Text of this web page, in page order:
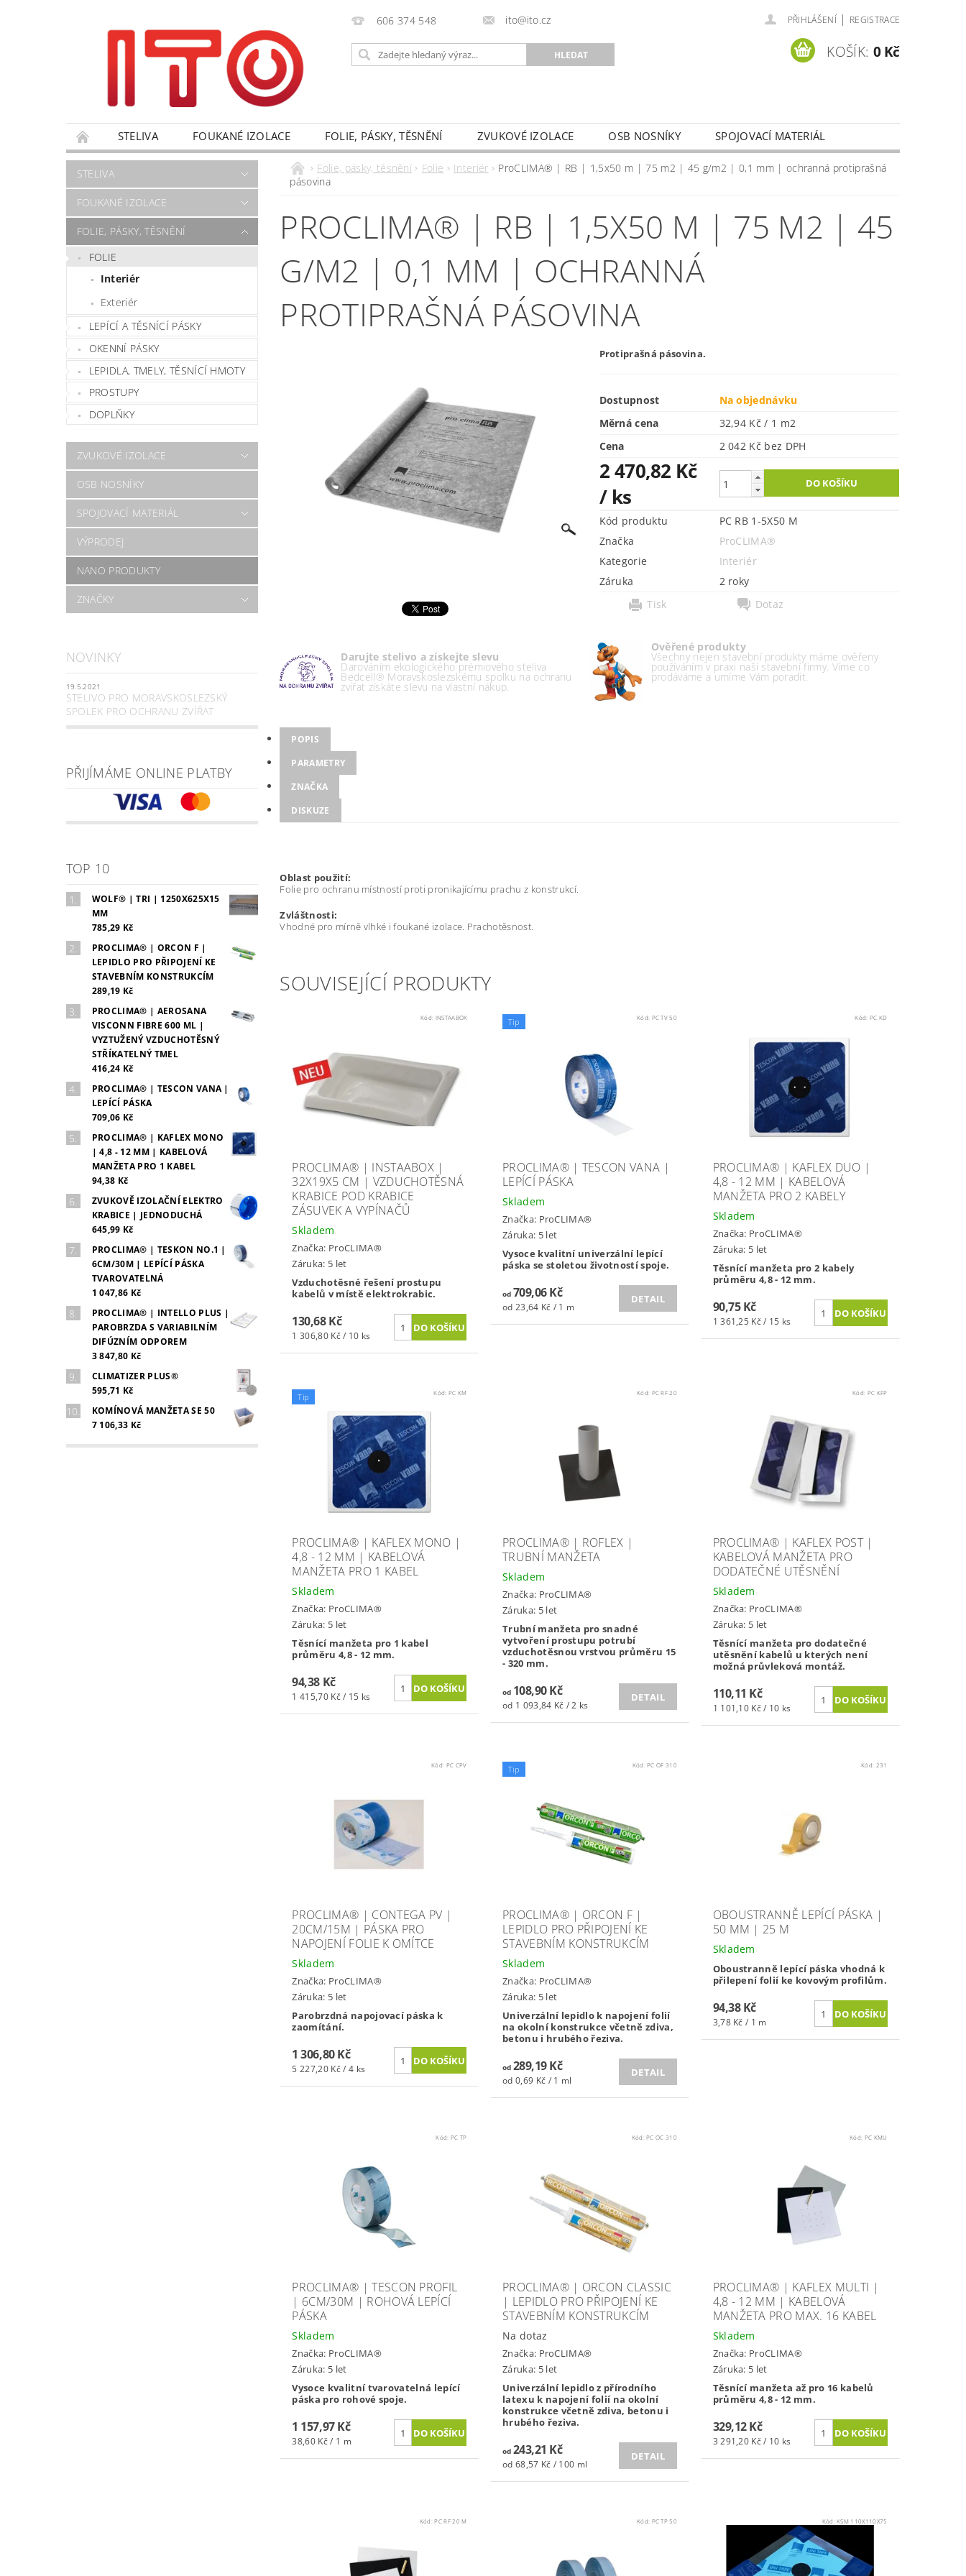
606 374 548 ito@ito.cz PŘIHLÁŠENÍ | REGISTRACE
KOŠÍK: 0 Kč
STELIVA FOUKANÉ IZOLACE FOLIE, PÁSKY, TĚSNĚNÍ ZVUKOVÉ IZOLACE OSB NOSNÍKY
SPOJOVACÍ MATERIÁL
VÝPRODEJ
NANO PRODUKTY OBCHODNÍ PODMÍNKY KONTAKTY
PODMÍNKY OCHRANY OSOBNÍCH ÚDAJŮ
FORMULÁŘ PRO UPLATNĚNÍ REKLAMACE
FORMULÁŘ PRO ODSTOUPENÍ OD SMLOUVY
STELIVA
FOUKANÉ IZOLACE
FOLIE, PÁSKY, TĚSNĚNÍ
FOLIE
Interiér
Exteriér
LEPÍCÍ A TĚSNÍCÍ PÁSKY
OKENNÍ PÁSKY
LEPIDLA, TMELY, TĚSNÍCÍ HMOTY
PROSTUPY
DOPLŇKY
ZVUKOVÉ IZOLACE
OSB NOSNÍKY
SPOJOVACÍ MATERIÁL
VÝPRODEJ
NANO PRODUKTY
ZNAČKY
NOVINKY
19.5.2021
STELIVO PRO MORAVSKOSLEZSKÝ
SPOLEK PRO OCHRANU ZVÍŘAT
PŘIJÍMÁME ONLINE PLATBY
TOP 10
WOLF® | TRI | 1250X625X15
MM
785,29 Kč
PROCLIMA® | ORCON F |
LEPIDLO PRO PŘIPOJENÍ KE
STAVEBNÍM KONSTRUKCÍM
289,19 Kč
PROCLIMA® | AEROSANA
VISCONN FIBRE 600 ML |
VYZTUŽENÝ VZDUCHOTĚSNÝ
STŘÍKATELNÝ TMEL
416,24 Kč
PROCLIMA® | TESCON VANA |
LEPÍCÍ PÁSKA
709,06 Kč
PROCLIMA® | KAFLEX MONO
| 4,8 - 12 MM | KABELOVÁ
MANŽETA PRO 1 KABEL
94,38 Kč
ZVUKOVĚ IZOLAČNÍ ELEKTRO
KRABICE | JEDNODUCHÁ
645,99 Kč
PROCLIMA® | TESKON NO.1 |
6CM/30M | LEPÍCÍ PÁSKA
TVAROVATELNÁ
1 047,86 Kč
PROCLIMA® | INTELLO PLUS |
PAROBRZDA S VARIABILNÍM
DIFÚZNÍM ODPOREM
3 847,80 Kč
CLIMATIZER PLUS®
595,71 Kč
KOMÍNOVÁ MANŽETA SE 50
7 106,33 Kč
Folie, pásky, těsnění Folie Interiér
ProCLIMA® | RB | 1,5x50 m | 75 m2 | 45 g/m2 | 0,1 mm | ochranná protiprašná
pásovina
PROCLIMA® | RB | 1,5X50 M | 75 M2 | 45
G/M2 | 0,1 MM | OCHRANNÁ
PROTIPRAŠNÁ PÁSOVINA
Protiprašná pásovina.
Dostupnost
Na objednávku
Měrná cena
32,94 Kč / 1 m2
Cena
2 042 Kč bez DPH
2 470,82 Kč
/ ks
Kód produktu
PC RB 1-5X50 M
Značka
ProCLIMA®
Kategorie
Interiér
Záruka
2 roky
Tisk
Dotaz
Darujte stelivo a získejte slevu
Darováním ekologického prémiového steliva
Bedcell® Moravskoslezskému spolku na ochranu
zvířat získáte slevu na vlastní nákup.
Ověřené produkty
Všechny nejen stavební produkty máme ověřeny
používáním v praxi naší stavební firmy. Víme co
prodáváme a umíme Vám poradit.
POPIS
PARAMETRY
ZNAČKA
DISKUZE
Oblast použití:
Folie pro ochranu místností proti pronikajícímu prachu z konstrukcí.
Zvláštnosti:
Vhodné pro mírně vlhké i foukané izolace. Prachotěsnost.
SOUVISEJÍCÍ PRODUKTY
Kód: INSTAABOX
PROCLIMA® | INSTAABOX |
32X19X5 CM | VZDUCHOTĚSNÁ
KRABICE POD KRABICE
ZÁSUVEK A VYPÍNAČŮ
Skladem
Značka: ProCLIMA®
Záruka: 5 let
Vzduchotěsné řešení prostupu
kabelů v místě elektrokrabic.
130,68 Kč
1 306,80 Kč / 10 ks
Tip Kód: PC TV 50
PROCLIMA® | TESCON VANA |
LEPÍCÍ PÁSKA
Skladem
Značka: ProCLIMA®
Záruka: 5 let
Vysoce kvalitní univerzální lepící
páska se stoletou životností spoje.
od709,06 Kč
od 23,64 Kč / 1 m
DETAIL
Kód:PC KD
PROCLIMA® | KAFLEX DUO |
4,8 - 12 MM | KABELOVÁ
MANŽETA PRO 2 KABELY
Skladem
Značka: ProCLIMA®
Záruka: 5 let
Těsnící manžeta pro 2 kabely
průměru 4,8 - 12 mm.
90,75 Kč
1 361,25 Kč / 15 ks
Tip Kód: PC KM
PROCLIMA® | KAFLEX MONO |
4,8 - 12 MM | KABELOVÁ
MANŽETA PRO 1 KABEL
Skladem
Značka: ProCLIMA®
Záruka: 5 let
Těsnící manžeta pro 1 kabel
průměru 4,8 - 12 mm.
94,38 Kč
1 415,70 Kč / 15 ks
Kód: PC RF 20
PROCLIMA® | ROFLEX |
TRUBNÍ MANŽETA
Skladem
Značka: ProCLIMA®
Záruka: 5 let
Trubní manžeta pro snadné
vytvoření prostupu potrubí
vzduchotěsnou vrstvou průměru 15
- 320 mm.
od108,90 Kč
od 1 093,84 Kč / 2 ks
DETAIL
Kód: PC KFP
PROCLIMA® | KAFLEX POST |
KABELOVÁ MANŽETA PRO
DODATEČNÉ UTĚSNĚNÍ
Skladem
Značka: ProCLIMA®
Záruka: 5 let
Těsnící manžeta pro dodatečné
utěsnění kabelů u kterých není
možná průvleková montáž.
110,11 Kč
1 101,10 Kč / 10 ks
Kód: PC CPV
PROCLIMA® | CONTEGA PV |
20CM/15M | PÁSKA PRO
NAPOJENÍ FOLIE K OMÍTCE
Skladem
Značka: ProCLIMA®
Záruka: 5 let
Parobrzdná napojovací páska k
zaomítání.
1 306,80 Kč
5 227,20 Kč / 4 ks
Tip Kód:PC OF 310
PROCLIMA® | ORCON F |
LEPIDLO PRO PŘIPOJENÍ KE
STAVEBNÍM KONSTRUKCÍM
Skladem
Značka: ProCLIMA®
Záruka: 5 let
Univerzální lepidlo k napojení folií
na okolní konstrukce včetně zdiva,
betonu i hrubého řeziva.
od289,19 Kč
od 0,69 Kč / 1 ml
DETAIL
Kód: 231
OBOUSTRANNĚ LEPÍCÍ PÁSKA |
50 MM | 25 M
Skladem
Oboustranně lepící páska vhodná k
přilepení folií ke kovovým profilům.
94,38 Kč
3,78 Kč / 1 m
Kód: PC TP
PROCLIMA® | TESCON PROFIL
| 6CM/30M | ROHOVÁ LEPÍCÍ
PÁSKA
Skladem
Značka: ProCLIMA®
Záruka: 5 let
Vysoce kvalitní tvarovatelná lepící
páska pro rohové spoje.
1 157,97 Kč
38,60 Kč / 1 m
Kód:PC OC 310
PROCLIMA® | ORCON CLASSIC
| LEPIDLO PRO PŘIPOJENÍ KE
STAVEBNÍM KONSTRUKCÍM
Na dotaz
Značka: ProCLIMA®
Záruka: 5 let
Univerzální lepidlo z přírodního
latexu k napojení folií na okolní
konstrukce včetně zdiva, betonu i
hrubého řeziva.
od243,21 Kč
od 68,57 Kč / 100 ml
DETAIL
Kód: PC KMU
PROCLIMA® | KAFLEX MULTI |
4,8 - 12 MM | KABELOVÁ
MANŽETA PRO MAX. 16 KABEL
Skladem
Značka: ProCLIMA®
Záruka: 5 let
Těsnící manžeta až pro 16 kabelů
průměru 4,8 - 12 mm.
329,12 Kč
3 291,20 Kč / 10 ks
Kód:PC RF 20 M Kód: PC TP 50 Kód:KSM 110X110X75